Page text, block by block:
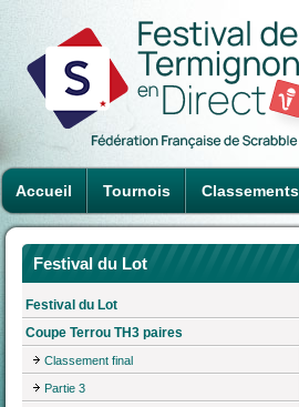
Accueil Tournois Classements
Festival du Lot
Festival du Lot
Coupe Terrou TH3 paires
Classement final
Partie 3